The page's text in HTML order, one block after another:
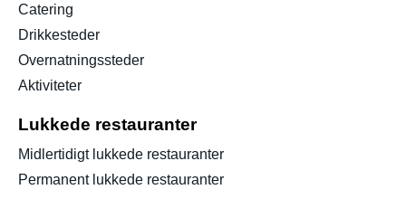
Catering
Drikkesteder
Overnatningssteder
Aktiviteter
Lukkede restauranter
Midlertidigt lukkede restauranter
Permanent lukkede restauranter